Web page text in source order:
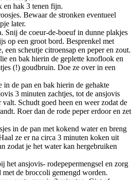
en hak 3 tenen fijn.
Bewaar de stronken eventueel
later.
Snij de coeur-de-boeuf in dunne plakjes
op een groot bord. Besprenkel met
scheutje citroensap en peper en zout.
en bak hierin de geplette knoflook en
(!) goudbruin. Doe ze over in een
in de pan en bak hierin de gehakte
3 minuten zachtjes, tot de ansjovis
valt. Schudt goed heen en weer zodat de
Roer dan de rode peper erdoor en zet
in de pan met kokend water en breng
ze er na circa 3 minuten koken uit
zodat je het water kan hergebruiken
het ansjovis- rodepepermengsel en zorg
met de broccoli gemengd worden.